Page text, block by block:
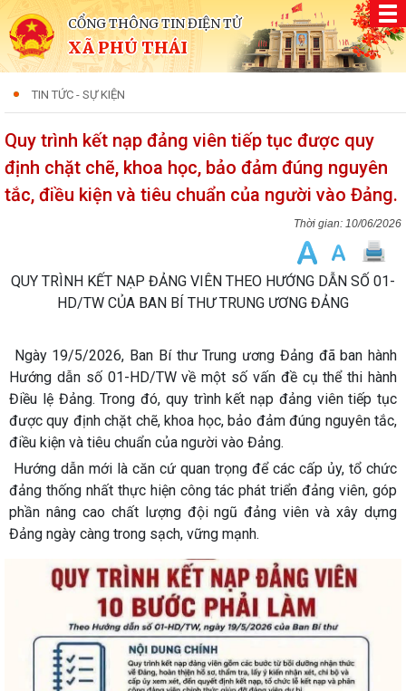
CỔNG THÔNG TIN ĐIỆN TỬ
XÃ PHÚ THÁI
TIN TỨC - SỰ KIỆN
Quy trình kết nạp đảng viên tiếp tục được quy
định chặt chẽ, khoa học, bảo đảm đúng nguyên
tắc, điều kiện và tiêu chuẩn của người vào Đảng.
10/06/2026
QUY TRÌNH KẾT NẠP ĐẢNG VIÊN THEO HƯỚNG DẪN SỐ 01-
HD/TW CỦA BAN BÍ THƯ TRUNG ƯƠNG ĐẢNG
Ngày 19/5/2026, Ban Bí thư Trung ương Đảng đã ban hành
Hướng dẫn số 01-HD/TW về một số vấn đề cụ thể thi hành
Điều lệ Đảng. Trong đó, quy trình kết nạp đảng viên tiếp tục
được quy định chặt chẽ, khoa học, bảo đảm đúng nguyên tắc,
điều kiện và tiêu chuẩn của người vào Đảng.
Hướng dẫn mới là căn cứ quan trọng để các cấp ủy, tổ chức
đảng thống nhất thực hiện công tác phát triển đảng viên, góp
phần nâng cao chất lượng đội ngũ đảng viên và xây dựng
Đảng ngày càng trong sạch, vững mạnh.